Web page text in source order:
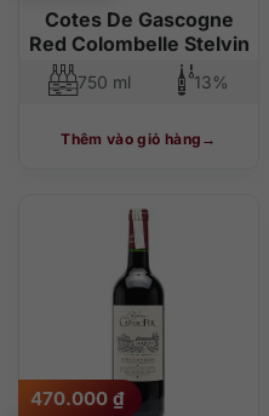
Cotes De Gascogne
Red Colombelle Stelvin
750 ml 13%
Thêm vào giỏ hàng
470.000 ₫